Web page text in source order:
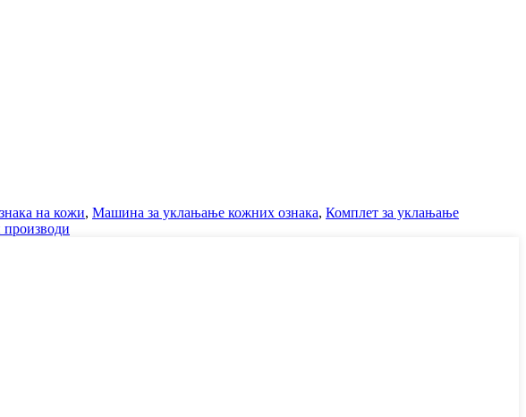
на кожи, Машина за уклањање кожних ознака, Комплет за уклањање